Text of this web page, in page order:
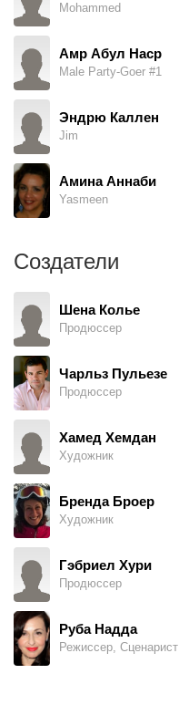
Mohammed
Амр Абул Наср
Male Party-Goer #1
Эндрю Каллен
Jim
Амина Аннаби
Yasmeen
Создатели
Шена Колье
Продюссер
Чарльз Пульезе
Продюссер
Хамед Хемдан
Художник
Бренда Броер
Художник
Гэбриел Хури
Продюссер
Руба Надда
Режиссер, Сценарист